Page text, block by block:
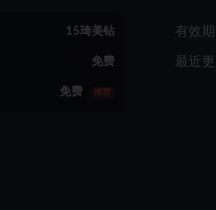
15琦美钻
免费
免费 推荐
有效
最近